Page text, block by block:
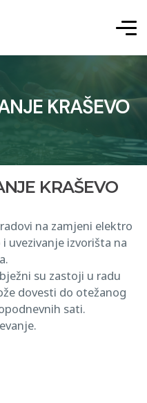
KRAŠEVO
KRAŠEVO
na zamjeni elektro
uvezivanje izvorišta na
su zastoji u radu
dovesti do otežanog
sati.